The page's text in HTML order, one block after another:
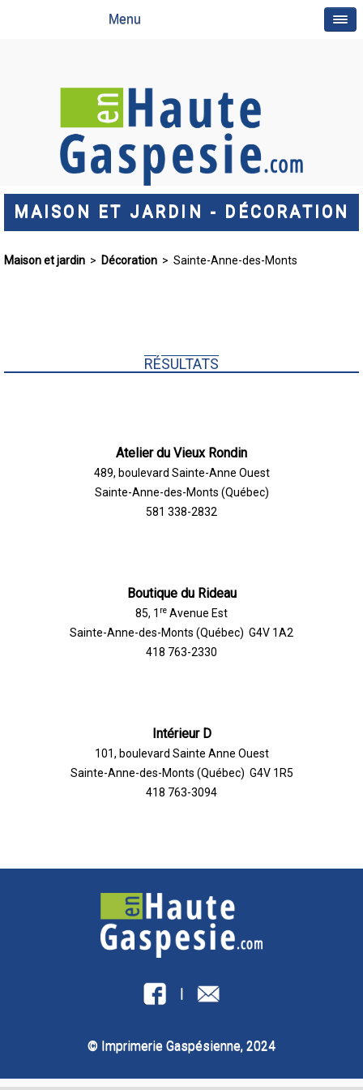
Menu
MAISON ET JARDIN - DÉCORATION
Maison et jardin > Décoration > Sainte-Anne-des-Monts
RÉSULTATS
Atelier du Vieux Rondin
489, boulevard Sainte-Anne Ouest
Sainte-Anne-des-Monts (Québec)
581 338-2832
Boutique du Rideau
85, 1 re Avenue Est
Sainte-Anne-des-Monts (Québec) G4V 1A2
418 763-2330
Intérieur D
101, boulevard Sainte Anne Ouest
Sainte-Anne-des-Monts (Québec) G4V 1R5
418 763-3094
|
© Imprimerie Gaspésienne, 2024